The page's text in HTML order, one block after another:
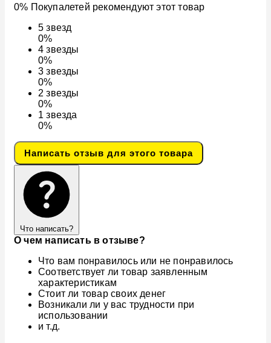
0% Покупалетей рекомендуют этот товар
5звезд
0%
4звезды
0%
3звезды
0%
2звезды
0%
1звезда
0%
Написать отзыв для этого товара
Что написать?
О чем написать в отзыве?
Что вам понравилось или не понравилось
Соответствует ли товар заявленным
характеристикам
Стоит ли товар своих денег
Возникали ли у вас трудности при
использовании
и т.д.